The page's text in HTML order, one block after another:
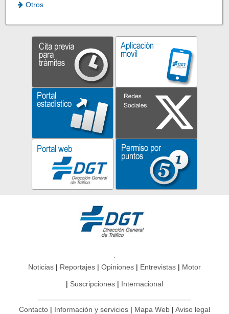
Otros
Noticias Reportajes Opiniones Entrevistas Motor
Suscripciones Internacional
Contacto Información y servicios Mapa Web Aviso legal